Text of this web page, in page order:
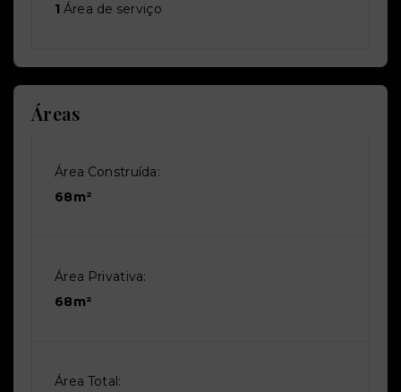
1 Área de serviço
Áreas
Área Construída:
68m²
Área Privativa:
68m²
Área Total: